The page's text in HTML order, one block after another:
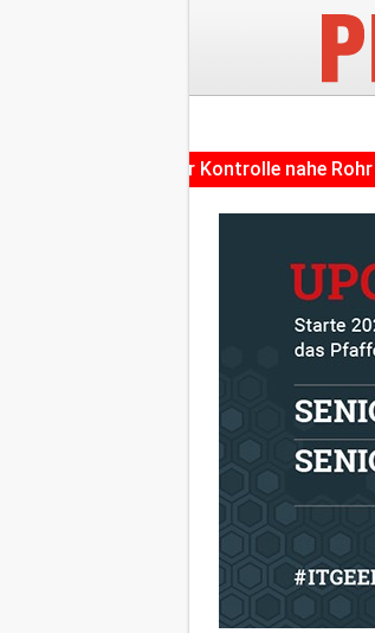
Kontrolle nahe Rohr +++